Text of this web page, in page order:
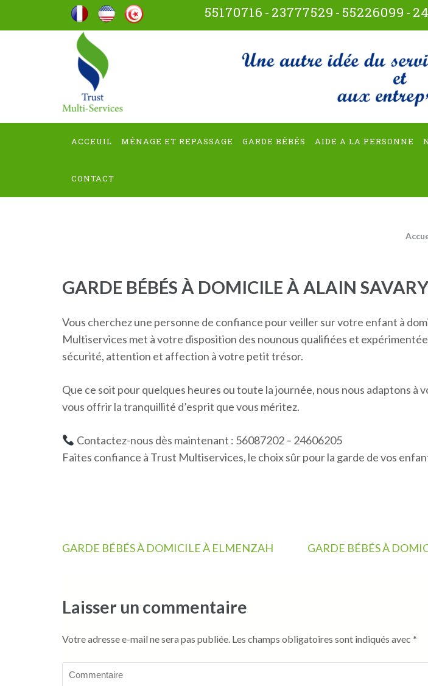
55170716 - 23777529 - 55226099 -
trust-multiservices
ACCEUIL MÉNAGE ET REPASSAGE GARDE BÉBÉS AIDE A LA PERSONNE
CONTACT
GARDE BÉBÉS À DOMICILE À ALAIN SAVARY
Vous cherchez une personne de confiance pour veiller sur votre enfant à
Multiservices met à votre disposition des nounous qualifiées et
sécurité, attention et affection à votre petit trésor.
Que ce soit pour quelques heures ou toute la journée, nous nous adaptons à
vous offrir la tranquillité d’esprit que vous méritez.
Contactez-nous dès maintenant : 56087202 – 24606205
Faites confiance à Trust Multiservices, le choix sûr pour la garde de vos
Navigation
GARDE BÉBÉS À DOMICILE À ELMENZAH GARDE BÉBÉS À
Laisser un commentaire
Votre adresse e-mail ne sera pas publiée. Les champs obligatoires sont indiqués avec *
Commentaire